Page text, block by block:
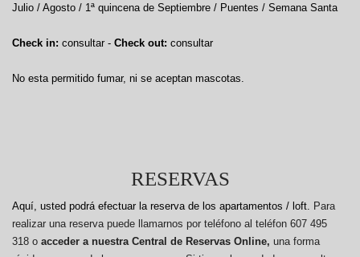
Julio / Agosto / 1ª quincena de Septiembre / Puentes / Semana Santa
Check in: consultar - Check out: consultar
No esta permitido fumar, ni se aceptan mascotas.
RESERVAS
Aquí, usted podrá efectuar la reserva de los apartamentos / loft. Para
realizar una reserva puede llamarnos por teléfono al teléfon 607 495
318 o acceder a nuestra Central de Reservas Online, una forma